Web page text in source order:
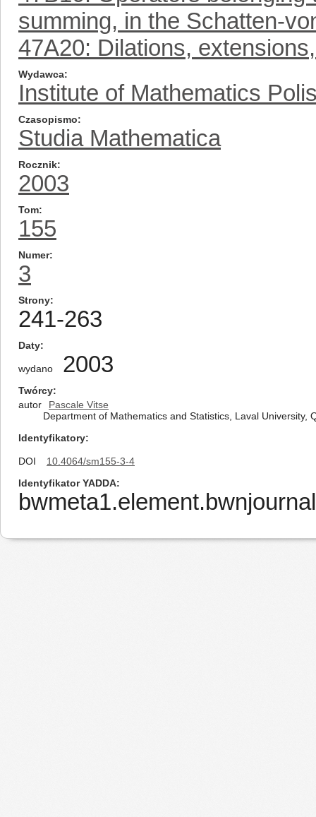
summing, in the Schatten-
47A20: Dilations,
Wydawca
Institute of Mathematics
Czasopismo
Studia Mathematica
Rocznik
2003
Tom
155
Numer
3
Strony
241-263
Daty
wydano 2003
Twórcy
autor
Pascale Vitse
Department of Mathematics and Statistics, Laval University,
Identyfikatory
DOI
10.4064/sm155-3-4
Identyfikator YADDA